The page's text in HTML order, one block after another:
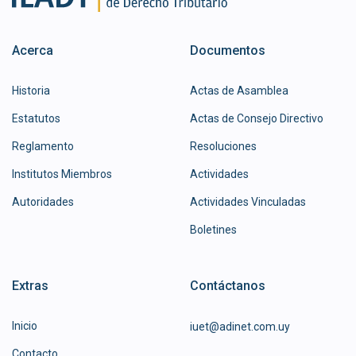
Acerca
Historia
Estatutos
Reglamento
Institutos Miembros
Autoridades
Documentos
Actas de Asamblea
Actas de Consejo Directivo
Resoluciones
Actividades
Actividades Vinculadas
Boletines
Extras
Inicio
Contáctanos
iuet@adinet.com.uy